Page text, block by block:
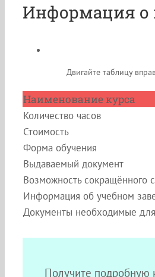
Информация о
Двигайте таблицу
Наименование курса
Количество часов
Стоимость
Форма обучения
Выдаваемый документ
Возможность сокращённого
Информация об учебном
Документы необходимые
Получите подробную